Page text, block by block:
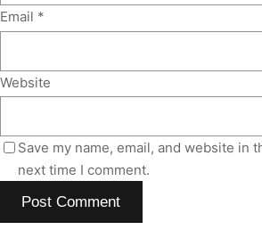
Email *
Website
Save my name, email, and website in
next time I comment.